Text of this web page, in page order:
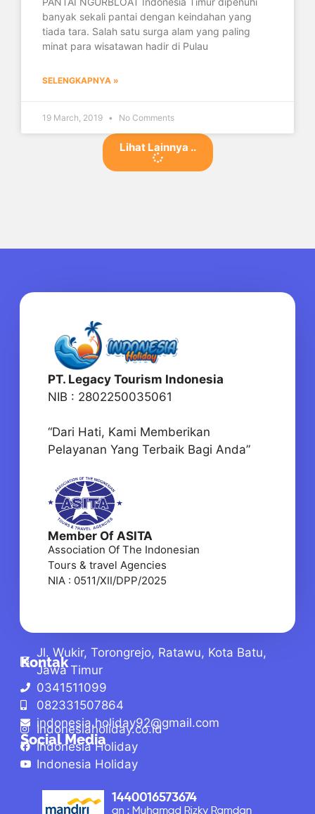
banyak sekali pantai dengan keindahan yang
tiada tara. Salah satu surga alam yang paling
minat para wisatawan hadir di Pulau
SELENGKAPNYA »
19 March, 2019 No Comments
Lihat Lainnya ..
PT. Legacy Tourism Indonesia
NIB : 2802250035061
“Dari Hati, Kami Memberikan
Pelayanan Yang Terbaik Bagi Anda”
Member Of ASITA
Association Of The Indonesian
Tours & travel Agencies
NIA : 0511/XII/DPP/2025
Kontak
Jl. Wukir, Torongrejo, Ratawu, Kota Batu,
Jawa Timur
0341511099
082331507864
indonesia.holiday92@gmail.com
Social Media
Indonesiaholiday.co.id
Indonesia Holiday
Indonesia Holiday